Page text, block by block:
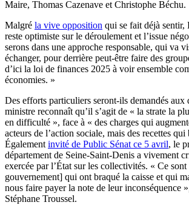
Maire, Thomas Cazenave et Christophe Béchu.
Malgré la vive opposition qui se fait déjà
reste optimiste sur le déroulement et l’issue
serons dans une approche responsable, qui va
échanger, pour derrière peut-être faire des
d’ici la loi de finances 2025 à voir ensemble
économies. »
Des efforts particuliers seront-ils demandés aux
ministre reconnaît qu’il s’agit de « la strate la
en difficulté », face à « des charges qui
acteurs de l’action sociale, mais des recettes qui
Également invité de Public Sénat ce 5 avril, le
département de Seine-Saint-Denis a vivement
exercée par l’État sur les collectivités. « Ce
gouvernement] qui ont braqué la caisse et qui
nous faire payer la note de leur inconséquence
Stéphane Troussel.